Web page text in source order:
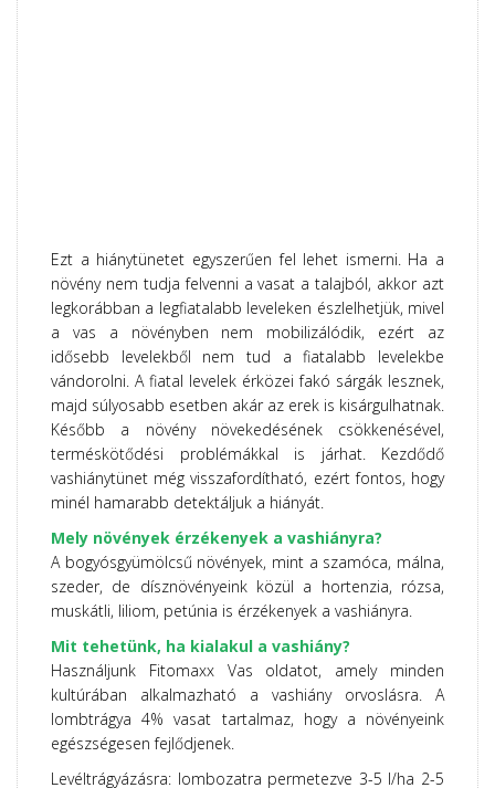
Ezt a hiánytünetet egyszerűen fel lehet ismerni. Ha a
növény nem tudja felvenni a vasat a talajból, akkor azt
legkorábban a legfiatalabb leveleken észlelhetjük, mivel
a vas a növényben nem mobilizálódik, ezért az
idősebb levelekből nem tud a fiatalabb levelekbe
vándorolni. A fiatal levelek érközei fakó sárgák lesznek,
majd súlyosabb esetben akár az erek is kisárgulhatnak.
Később a növény növekedésének csökkenésével,
terméskötődési problémákkal is járhat. Kezdődő
vashiánytünet még visszafordítható, ezért fontos, hogy
minél hamarabb detektáljuk a hiányát.
Mely növények érzékenyek a vashiányra?
A bogyósgyümölcsű növények, mint a szamóca, málna,
szeder, de dísznövényeink közül a hortenzia, rózsa,
muskátli, liliom, petúnia is érzékenyek a vashiányra.
Mit tehetünk, ha kialakul a vashiány?
Használjunk Fitomaxx Vas oldatot, amely minden
kultúrában alkalmazható a vashiány orvoslásra. A
lombtrágya 4% vasat tartalmaz, hogy a növényeink
egészségesen fejlődjenek.
Levéltrágyázásra: lombozatra permetezve 3-5 l/ha 2-5